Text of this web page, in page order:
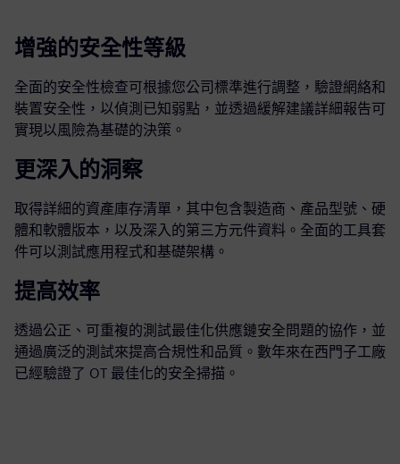
增強的安全性等級
全面的安全性檢查可根據您公司標準進行調整，驗證網絡和
裝置安全性，以偵測已知弱點，並透過緩解建議詳細報告可
實現以風險為基礎的決策。
更深入的洞察
取得詳細的資產庫存清單，其中包含製造商、產品型號、硬
體和軟體版本，以及深入的第三方元件資料。全面的工具套
件可以測試應用程式和基礎架構。
提高效率
透過公正、可重複的測試最佳化供應鏈安全問題的協作，並
通過廣泛的測試來提高合規性和品質。數年來在西門子工廠
已經驗證了 OT 最佳化的安全掃描。